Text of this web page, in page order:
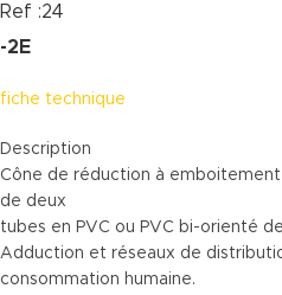
Ref :24
-2E
fiche technique
Description
Cône de réduction à
de deux
tubes en PVC ou PVC bi-orienté
Adduction et réseaux de
consommation humaine.